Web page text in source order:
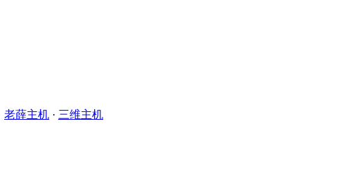
老薛主机 · 三维主机